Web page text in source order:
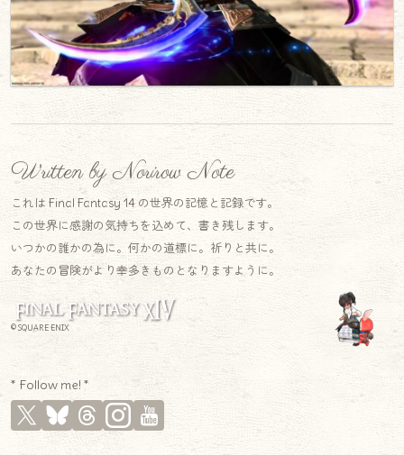
Written by Norirow Note
これは Final Fantasy 14 の世界の記憶と記録です。
この世界に感謝の気持ちを込めて、書き残します。
いつかの誰かの為に。何かの道標に。祈りと共に。
あなたの冒険がより幸多きものとなりますように。
© SQUARE ENIX
* Follow me! *